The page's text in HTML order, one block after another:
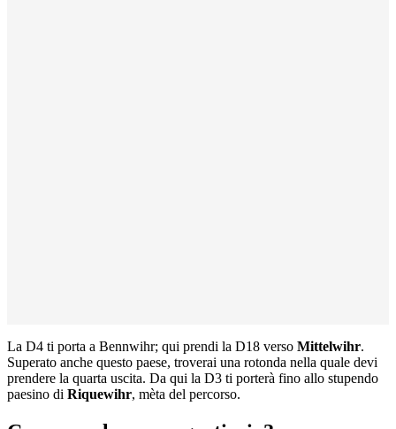
La D4 ti porta a Bennwihr; qui prendi la D18 verso Mittelwihr.
Superato anche questo paese, troverai una rotonda nella quale devi
prendere la quarta uscita. Da qui la D3 ti porterà fino allo stupendo
paesino di Riquewihr, mèta del percorso.